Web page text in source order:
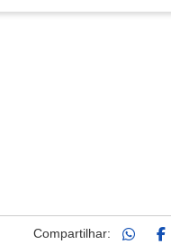
Compartilhar: